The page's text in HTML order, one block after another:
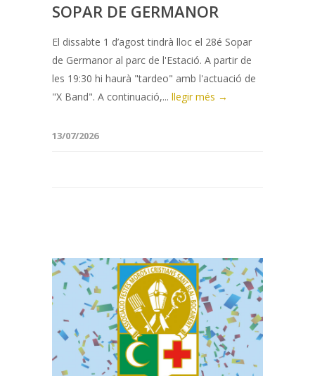
SOPAR DE GERMANOR
El dissabte 1 d’agost tindrà lloc el 28é Sopar
de Germanor al parc de l'Estació. A partir de
les 19:30 hi haurà "tardeo" amb l'actuació de
"X Band". A continuació,... llegir més →
13/07/2026